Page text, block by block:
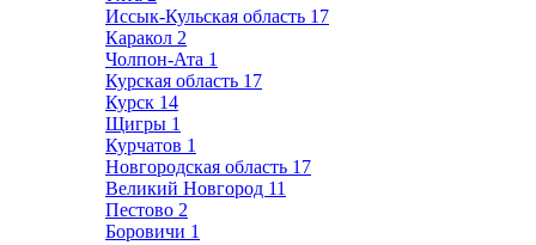
Иссык-Кульская область 17
Каракол 2
Чолпон-Ата 1
Курская область 17
Курск 14
Щигры 1
Курчатов 1
Новгородская область 17
Великий Новгород 11
Пестово 2
Боровичи 1